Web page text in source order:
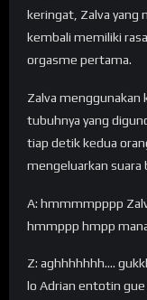
keringat, Zalva yang
kembali memiliki
orgasme pertama.
Zalva menggunakan
tubuhnya yang
tiap detik kedua
mengeluarkan suara
A: hmmmmpppp
hmmppp hmpp
Z: aghhhhhhh….
lo Adrian entotin